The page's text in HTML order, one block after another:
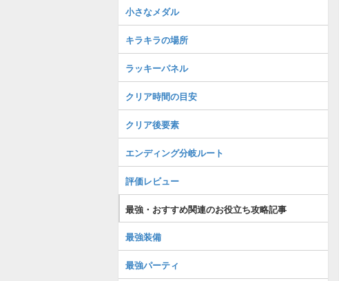
小さなメダル
キラキラの場所
ラッキーパネル
クリア時間の目安
クリア後要素
エンディング分岐ルート
評価レビュー
最強・おすすめ関連のお役立ち攻略記事
最強装備
最強パーティ